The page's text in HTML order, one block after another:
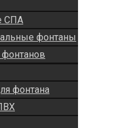
СПА
фонтаны
фонтанов
фонтана